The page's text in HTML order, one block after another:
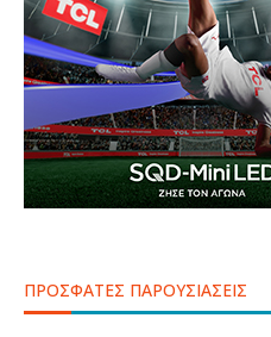
ΠΡΟΣΦΑΤΕΣ ΠΑΡΟΥΣΙΑΣΕΙΣ